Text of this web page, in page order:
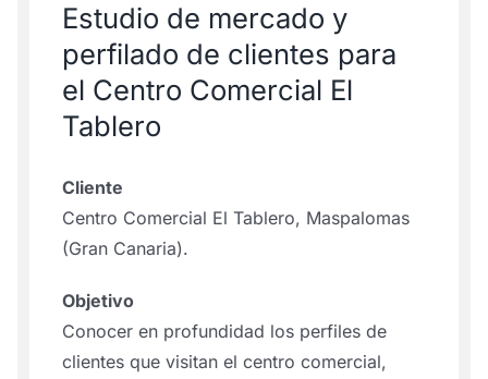
Estudio de mercado y
perfilado de clientes para
el Centro Comercial El
Tablero
Cliente
Centro Comercial El Tablero, Maspalomas
(Gran Canaria).
Objetivo
Conocer en profundidad los perfiles de
clientes que visitan el centro comercial,